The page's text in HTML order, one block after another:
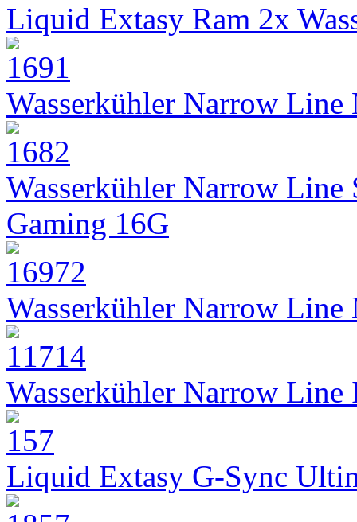
Liquid Extasy Ram 2x
Wasserkühler Narrow
Wasserkühler Narrow
Gaming 16G
Wasserkühler Narrow
Wasserkühler Narrow
Liquid Extasy G-Sync